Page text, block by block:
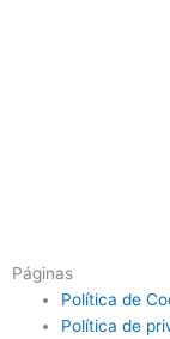
Páginas
Política de
Política de